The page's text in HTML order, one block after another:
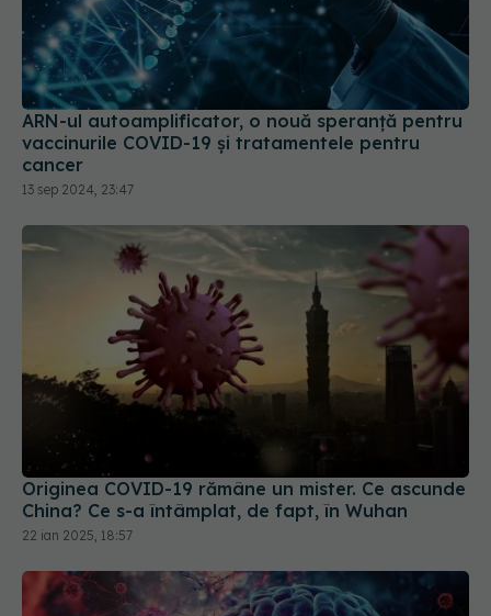
ARN-ul autoamplificator, o nouă speranță pentru
vaccinurile COVID-19 și tratamentele pentru
cancer
13 sep 2024, 23:47
Originea COVID-19 rămâne un mister. Ce ascunde
China? Ce s-a întâmplat, de fapt, în Wuhan
22 ian 2025, 18:57